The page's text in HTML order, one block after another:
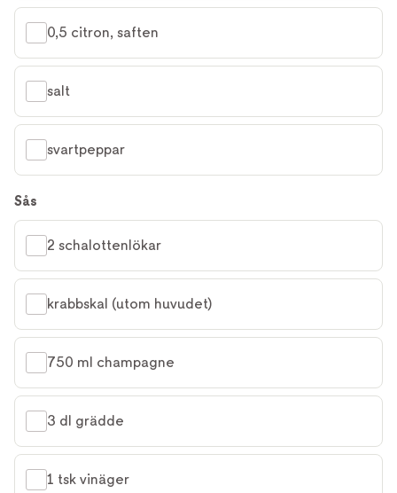
0,5 citron, saften
salt
svartpeppar
Sås
2 schalottenlökar
krabbskal (utom huvudet)
750 ml champagne
3 dl grädde
1 tsk vinäger